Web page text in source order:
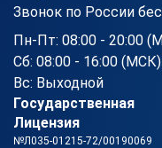
Звонок по России
Пн-Пт: 08:00 - 20:00
Сб: 08:00 - 16:00 (МСК)
Вс: Выходной
Государственная
Лицензия
№Л035-01215-72/00190069